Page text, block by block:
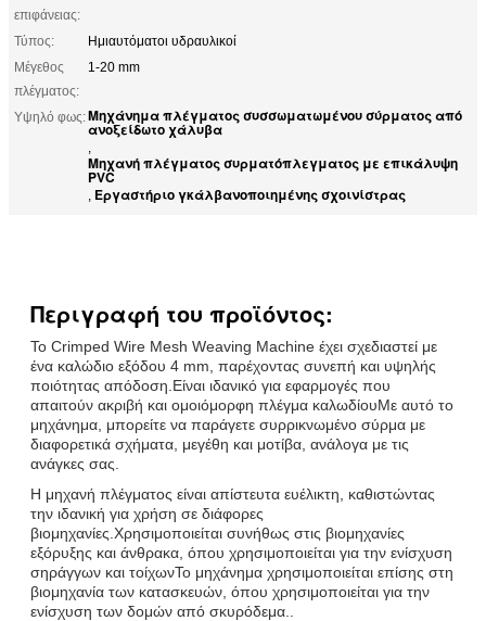
επιφάνειας:
Τύπος:
Ημιαυτόματοι υδραυλικοί
Μέγεθος
πλέγματος:
1-20 mm
Υψηλό φως:Μηχάνημα πλέγματος συσσωματωμένου σύρματος από
ανοξείδωτο χάλυβα
,
Μηχανή πλέγματος συρματόπλεγματος με επικάλυψη
PVC
, Εργαστήριο γκάλβανοποιημένης σχοινίστρας
Περιγραφή του προϊόντος:
Το Crimped Wire Mesh Weaving Machine έχει σχεδιαστεί με
ένα καλώδιο εξόδου 4 mm, παρέχοντας συνεπή και υψηλής
ποιότητας απόδοση.Είναι ιδανικό για εφαρμογές που
απαιτούν ακριβή και ομοιόμορφη πλέγμα καλωδίουΜε αυτό το
μηχάνημα, μπορείτε να παράγετε συρρικνωμένο σύρμα με
διαφορετικά σχήματα, μεγέθη και μοτίβα, ανάλογα με τις
ανάγκες σας.
Η μηχανή πλέγματος είναι απίστευτα ευέλικτη, καθιστώντας
την ιδανική για χρήση σε διάφορες
βιομηχανίες.Χρησιμοποιείται συνήθως στις βιομηχανίες
εξόρυξης και άνθρακα, όπου χρησιμοποιείται για την ενίσχυση
σηράγγων και τοίχωνΤο μηχάνημα χρησιμοποιείται επίσης στη
βιομηχανία των κατασκευών, όπου χρησιμοποιείται για την
ενίσχυση των δομών από σκυρόδεμα..